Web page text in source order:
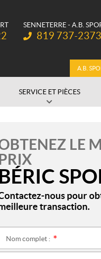
SENNETERRE - A.B.
Téléphone :
819 737-2373
A.B.
SERVICE ET PIÈCES
LE
BÉRIC
nous pour
transaction.
Nom complet :